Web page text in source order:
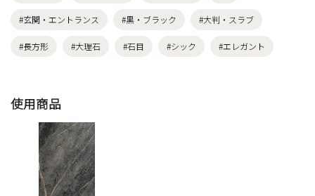
#玄関・エントランス #黒・ブラック #大判・スラブ
#長方形 #大理石 #石目 #シック #エレガント
使用商品